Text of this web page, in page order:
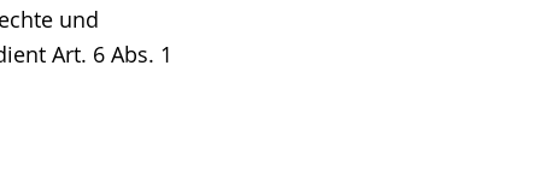
und
Art. 6 Abs. 1